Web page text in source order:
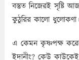
বস্তুত নিজেরই সৃষ্টি
কুঠুরির কালো ধুলোকণা।
এ কেমন কৃষ্ণপক্ষ
ইদানীং? কেউ